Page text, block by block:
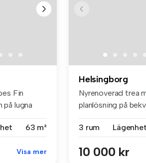
Fin
på lugna
63 m²
Visa mer
Helsingborg
Nyrenoverad trea
planlösning på
3 rum
Lägenhet
10 000 kr